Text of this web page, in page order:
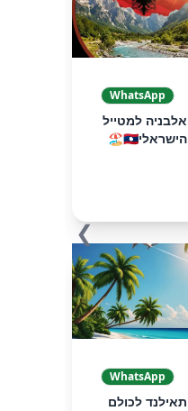
WhatsApp
אלבניה למטייל
הישראלי🇦🇱🏖️
WhatsApp
תאילנד לכולם
❯